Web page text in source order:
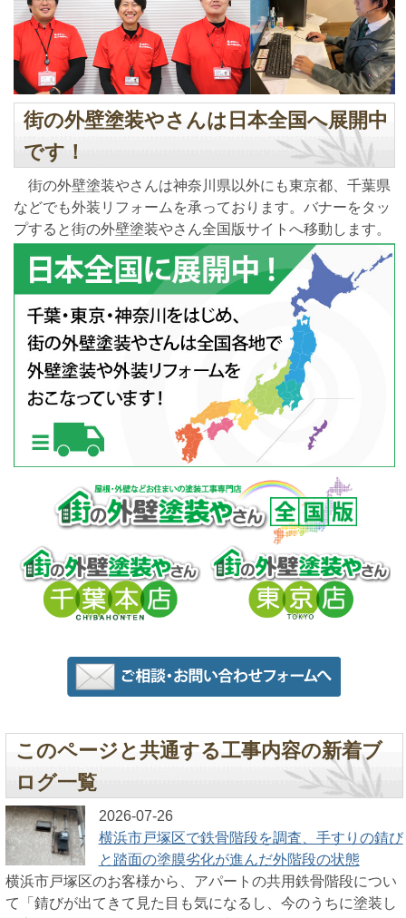
街の外壁塗装やさんは日本全国へ展開中
です！
街の外壁塗装やさんは神奈川県以外にも東京都、千葉県
などでも外装リフォームを承っております。バナーをタッ
プすると街の外壁塗装やさん全国版サイトへ移動します。
このページと共通する工事内容の新着ブ
ログ一覧
2026-07-26
横浜市戸塚区で鉄骨階段を調査、手すりの錆び
と踏面の塗膜劣化が進んだ外階段の状態
横浜市戸塚区のお客様から、アパートの共用鉄骨階段につい
て「錆びが出てきて見た目も気になるし、今のうちに塗装し